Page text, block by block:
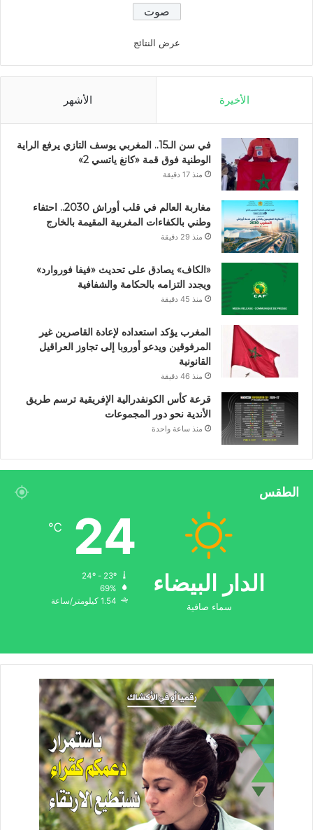
عرض النتائج
الأخيرة الأشهر
في سن الـ15.. المغربي يوسف التازي يرفع الراية
الوطنية فوق قمة «كانغ ياتسي 2»
منذ 17 دقيقة
مغاربة العالم في قلب أوراش 2030.. احتفاء
وطني بالكفاءات المغربية المقيمة بالخارج
منذ 29 دقيقة
«الكاف» يصادق على تحديث «فيفا فوروارد»
ويجدد التزامه بالحكامة والشفافية
منذ 45 دقيقة
المغرب يؤكد استعداده لإعادة القاصرين غير
المرفوقين ويدعو أوروبا إلى تجاوز العراقيل
القانونية
منذ 46 دقيقة
قرعة كأس الكونفدرالية الإفريقية ترسم طريق
الأندية نحو دور المجموعات
منذ ساعة واحدة
الطقس
الدار البيضاء
سماء صافية
24
℃
69%
1.54 كيلومتر/ساعة